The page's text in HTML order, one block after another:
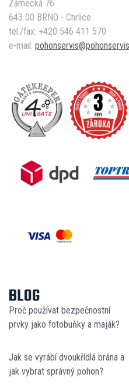
Zámecká 76
643 00 BRNO - Chrlice
tel./fax: +420 546 411 570
e-mail:
BLOG
Proč používat bezpečnostní
prvky jako fotobuňky a maják?
Jak se vyrábí dvoukřídlá brána a
jak vybrat správný pohon?